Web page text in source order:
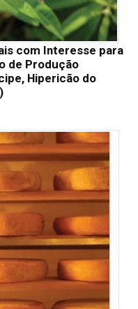
com Interesse para
de Produção
Hipericão do